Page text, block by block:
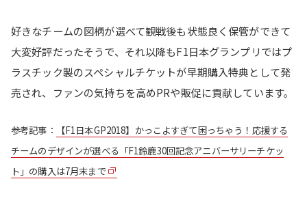
好きなチームの図柄が選べて観戦後も状態良く保管ができて
大変好評だったそうで、それ以降もF1日本グランプリではプ
ラスチック製のスペシャルチケットが早期購入特典として発
売され、ファンの気持ちを高めPRや販促に貢献しています。
参考記事：
【F1日本GP2018】かっこよすぎて困っちゃう！応援する
チームのデザインが選べる「F1鈴鹿30回記念アニバーサリーチケッ
ト」の購入は7月末まで